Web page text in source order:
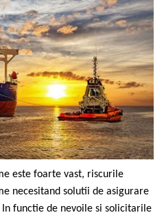
este foarte vast, riscurile
necesitand solutii de asigurare
functie de nevoile si solicitarile